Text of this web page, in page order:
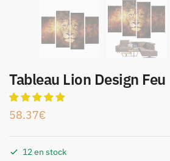
Tableau Lion Design Feu
58.37€
12 en stock